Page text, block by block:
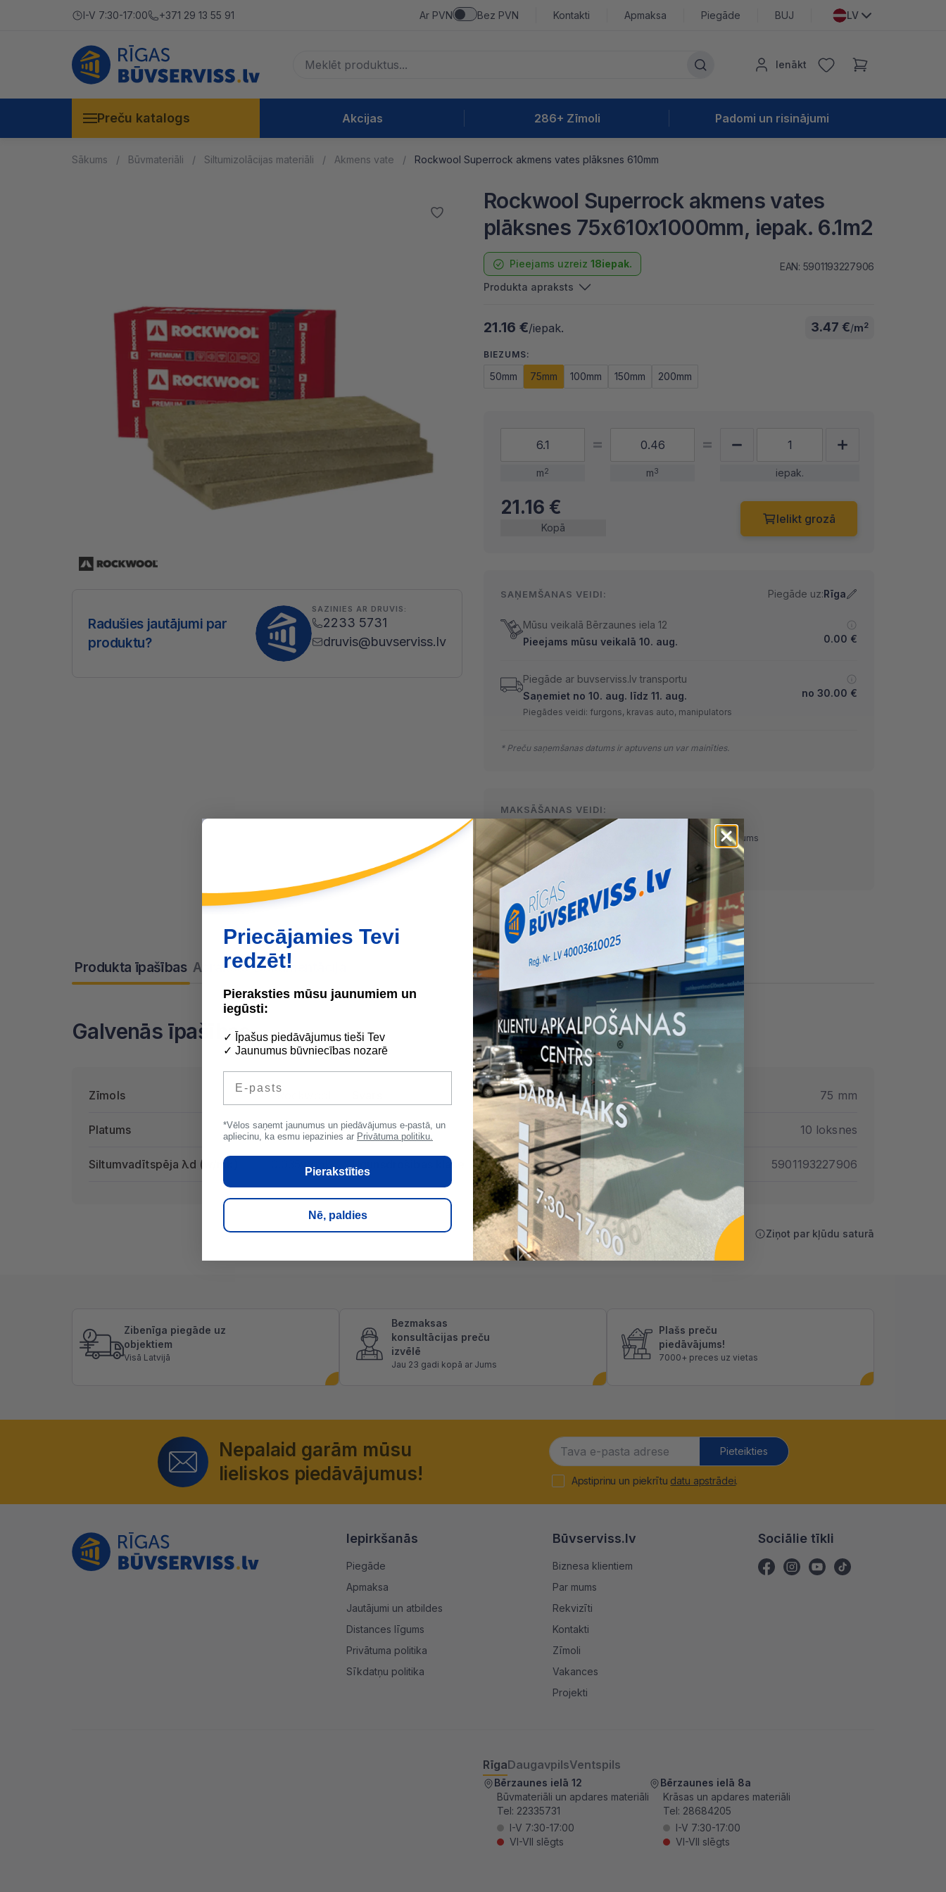
I-V 7:30-17:00 +371 29 13 55 91 Ar PVN Bez PVN Kontakti Apmaksa Piegāde BUJ LV
Ienākt
Preču katalogs Akcijas 286+ Zīmoli Padomi un risinājumi
Sākums Būvmateriāli Siltumizolācijas materiāli Akmens vate Rockwool Superrock akmens vates plāksnes 610mm
Radušies jautājumi par
produktu?
SAZINIES AR DRUVIS:
2233 5731
druvis@buvserviss.lv
Rockwool Superrock akmens vates
plāksnes 75x610x1000mm, iepak. 6.1m2
Pieejams uzreiz 18iepak.
EAN: 5901193227906
Produkta apraksts
21.16 €/iepak. 3.47 €/m2
BIEZUMS:
50mm 75mm 100mm 150mm 200mm
m2 m3 iepak.
21.16 €
Kopā
Ielikt grozā
SAŅEMŠANAS VEIDI: Piegāde uz:Rīga
Mūsu veikalā Bērzaunes iela 12
Pieejams mūsu veikalā 10. aug.
0.00 €
Piegāde ar buvserviss.lv transportu
Saņemiet no 10. aug. līdz 11. aug.
no 30.00 €
Piegādes veidi: furgons, kravas auto, manipulators
* Preču saņemšanas datums ir aptuvens un var mainīties.
MAKSĀŠANAS VEIDI:
Skaidrā naudā(arī preci saņemot)
Maksājumu kartes
Internetbankas
Pārskaitījums
Nomaksa
Produkta īpašības Apraksts Dokumentācija
Galvenās īpašības
Zīmols Rockwool 16 kg Biezums 75 mm
Platums 610 mm Garums 1000 mm Plātņu skaits pakā 10 loksnes
Siltumvadītspēja λd (w/mk) 0.035w/mk Ugunsdrošibas klase EAN 5901193227906
Ziņot par kļūdu saturā
Zibenīga piegāde uz
objektiem
Visā Latvijā
Bezmaksas
konsultācijas preču
izvēlē
Jau 23 gadi kopā ar Jums
Plašs preču
piedāvājums!
7000+ preces uz vietas
Nepalaid garām mūsu
lieliskos piedāvājumus!
Pieteikties
Apstiprinu un piekrītu datu apstrādei.
Iepirkšanās
Piegāde
Apmaksa
Jautājumi un atbildes
Distances līgums
Privātuma politika
Sīkdatņu politika
Būvserviss.lv
Biznesa klientiem
Par mums
Rekvizīti
Kontakti
Zīmoli
Vakances
Projekti
Sociālie tīkli
RīgaDaugavpilsVentspils
Bērzaunes ielā 12
Būvmateriāli un apdares materiāli
Tel: 22335731
I-V 7:30-17:00
VI-VII slēgts
Bērzaunes ielā 8a
Krāsas un apdares materiāli
Tel: 28684205
I-V 7:30-17:00
VI-VII slēgts
Priecājamies Tevi
redzēt!
Pieraksties mūsu jaunumiem un
iegūsti:
✓ Īpašus piedāvājumus tieši Tev
✓ Jaunumus būvniecības nozarē
*Vēlos saņemt jaunumus un piedāvājumus e-pastā, un
apliecinu, ka esmu iepazinies ar Privātuma politiku.
Pierakstīties
Nē, paldies